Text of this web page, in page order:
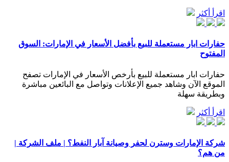
اقرأ أكثر
حفارات ابار مستعملة للبيع بأفضل الأسعار في الإمارات: السوق
المفتوح
حفارات ابار مستعملة للبيع بأرخص الأسعار في الإمارات تصفح
الموقع الآن وشاهد جميع الإعلانات وتواصل مع البائعين مباشرة
وبطريقة سهلة
اقرأ أكثر
شركة الإمارات وسترن لحفر وصيانة آبار النفط؟ | ملف الشركة |
من هم؟